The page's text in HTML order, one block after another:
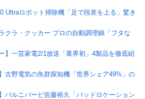
Ultraロボット掃除機「足で段差を上る」驚き
クラ・クッカー プロの自動調理鍋「フタな
】一芸家電2/1放送「業界初」4製品を徹底紹
古野電気の魚群探知機「世界シェア49%」の
バルニバービ佐藤裕久「バッドロケーション